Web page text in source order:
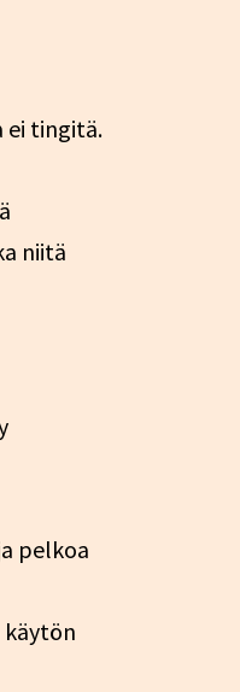
ei tingitä.
niitä
pelkoa